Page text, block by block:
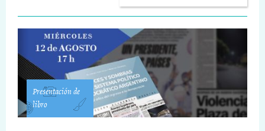
Presentación de
libro